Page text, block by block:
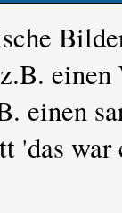
einen
'das